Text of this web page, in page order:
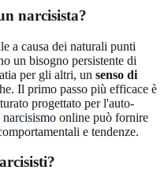
narcisista?
a causa dei naturali punti
un bisogno persistente di
per gli altri, un senso di
Il primo passo più efficace è
progettato per l'auto-
narcisismo online può fornire
e tendenze.